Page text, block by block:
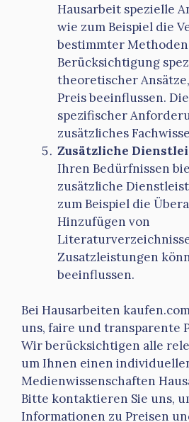
Hausarbeit spezielle
wie zum Beispiel die
bestimmter
Berücksichtigung
theoretischer
Preis beeinflussen.
spezifischer
zusätzliches
Zusätzliche
Ihren Bedürfnissen
zusätzliche
zum Beispiel die
Hinzufügen von
Zusatzleistungen
beeinflussen.
Bei Hausarbeiten
uns, faire und transparente
Wir berücksichtigen alle
um Ihnen einen
Medienwissenschaften
Bitte kontaktieren Sie uns,
Informationen zu Preisen